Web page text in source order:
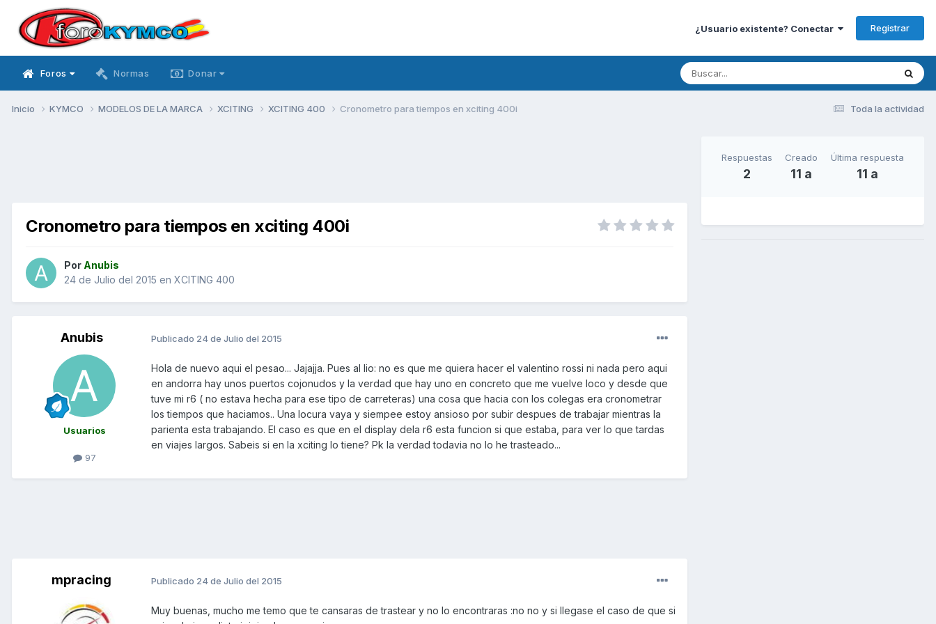
¿Usuario existente? Conectar Registrar
Foros Normas Donar
Toda la actividad
Inicio KYMCO MODELOS DE LA MARCA XCITING XCITING 400 Cronometro para tiempos en xciting 400i
Cronometro para tiempos en xciting 400i
Por Anubis
24 de Julio del 2015 en XCITING 400
Anubis
Usuarios
97
Publicado 24 de Julio del 2015
Hola de nuevo aqui el pesao... Jajajja. Pues al lio: no es que me quiera hacer el valentino rossi ni nada pero aqui
en andorra hay unos puertos cojonudos y la verdad que hay uno en concreto que me vuelve loco y desde que
tuve mi r6 ( no estava hecha para ese tipo de carreteras) una cosa que hacia con los colegas era cronometrar
los tiempos que haciamos.. Una locura vaya y siempee estoy ansioso por subir despues de trabajar mientras la
parienta esta trabajando. El caso es que en el display dela r6 esta funcion si que estaba, para ver lo que tardas
en viajes largos. Sabeis si en la xciting lo tiene? Pk la verdad todavia no lo he trasteado...
mpracing Publicado 24 de Julio del 2015
Muy buenas, mucho me temo que te cansaras de trastear y no lo encontraras :no no y si llegase el caso de que si
Respuestas
2
Creado
11 a
Última respuesta
11 a